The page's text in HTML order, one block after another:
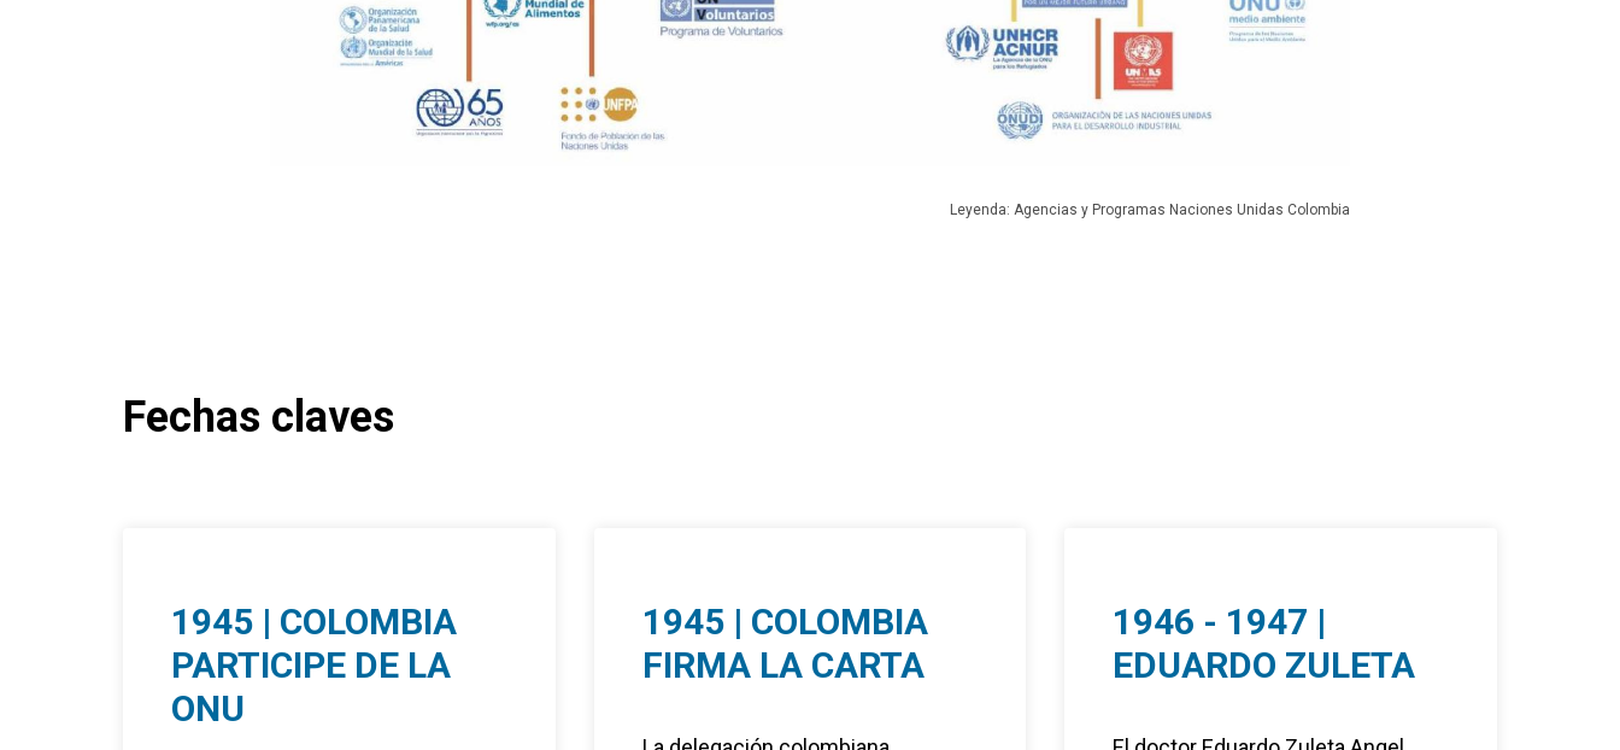
Leyenda: Agencias y Programas Naciones Unidas Colombia
Fechas claves
1945 | COLOMBIA
PARTICIPE DE LA
ONU
1945 | COLOMBIA
FIRMA LA CARTA
1946 - 1947 |
EDUARDO ZULETA